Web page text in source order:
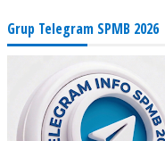
Grup Telegram SPMB 2026